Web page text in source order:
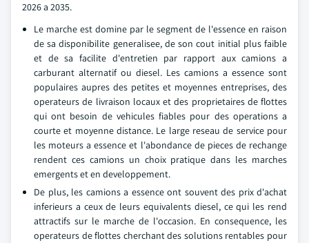
2026 a 2035.
Le marche est domine par le segment de l'essence en raison
de sa disponibilite generalisee, de son cout initial plus faible
et de sa facilite d'entretien par rapport aux camions a
carburant alternatif ou diesel. Les camions a essence sont
populaires aupres des petites et moyennes entreprises, des
operateurs de livraison locaux et des proprietaires de flottes
qui ont besoin de vehicules fiables pour des operations a
courte et moyenne distance. Le large reseau de service pour
les moteurs a essence et l'abondance de pieces de rechange
rendent ces camions un choix pratique dans les marches
emergents et en developpement.
De plus, les camions a essence ont souvent des prix d'achat
inferieurs a ceux de leurs equivalents diesel, ce qui les rend
attractifs sur le marche de l'occasion. En consequence, les
operateurs de flottes cherchant des solutions rentables pour